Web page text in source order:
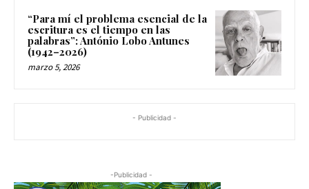
“Para mí el problema esencial de la
escritura es el tiempo en las
palabras”: António Lobo Antunes
(1942–2026)
marzo 5, 2026
- Publicidad -
-Publicidad -